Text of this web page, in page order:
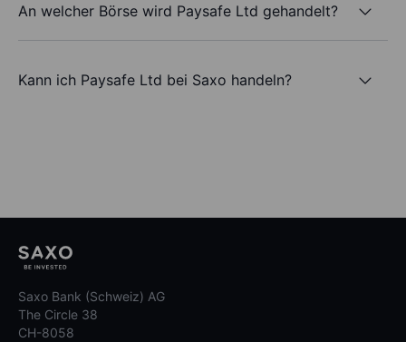
An welcher Börse wird Paysafe Ltd gehandelt?
Kann ich Paysafe Ltd bei Saxo handeln?
Saxo Bank (Schweiz) AG
The Circle 38
CH-8058